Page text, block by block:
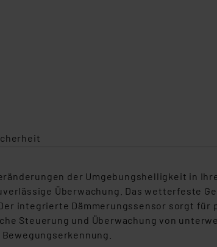
der Umgebungshelligkeit in
Überwachung. Das wetterfeste
integrierte Dämmerungssensor sorgt für
Steuerung und Überwachung von